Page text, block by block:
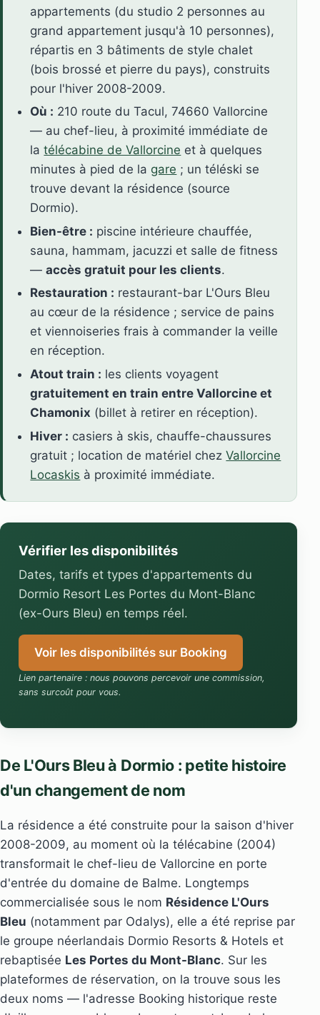
appartements (du studio 2 personnes au
grand appartement jusqu'à 10 personnes),
répartis en 3 bâtiments de style chalet
(bois brossé et pierre du pays), construits
pour l'hiver 2008-2009.
Où : 210 route du Tacul, 74660 Vallorcine
— au chef-lieu, à proximité immédiate de
latélécabine de Vallorcine et à quelques
minutes à pied de la gare ; un téléski se
trouve devant la résidence (source
Dormio).
Bien-être : piscine intérieure chauffée,
sauna, hammam, jacuzzi et salle de fitness
—accès gratuit pour les clients.
Restauration : restaurant-bar L'Ours Bleu
au cœur de la résidence ; service de pains
et viennoiseries frais à commander la veille
en réception.
Atout train : les clients voyagent
gratuitement en train entre Vallorcine et
Chamonix (billet à retirer en réception).
Hiver : casiers à skis, chauffe-chaussures
gratuit ; location de matériel chezVallorcine
Locaskis à proximité immédiate.
Vérifier les disponibilités
Dates, tarifs et types d'appartements du
Dormio Resort Les Portes du Mont-Blanc
(ex-Ours Bleu) en temps réel.
Voir les disponibilités sur Booking
Lien partenaire : nous pouvons percevoir une commission,
sans surcoût pour vous.
De L'Ours Bleu à Dormio : petite histoire
d'un changement de nom
La résidence a été construite pour la saison d'hiver
2008-2009, au moment où la télécabine (2004)
transformait le chef-lieu de Vallorcine en porte
d'entrée du domaine de Balme. Longtemps
commercialisée sous le nom Résidence L'Ours
Bleu (notamment par Odalys), elle a été reprise par
le groupe néerlandais Dormio Resorts & Hotels et
rebaptisée Les Portes du Mont-Blanc. Sur les
plateformes de réservation, on la trouve sous les
deux noms — l'adresse Booking historique reste